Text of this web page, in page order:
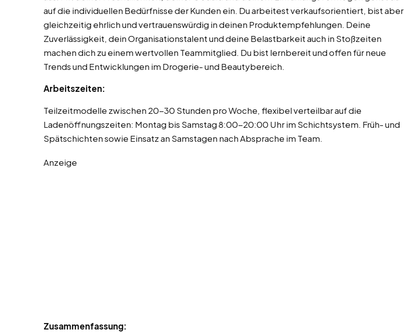
auf die individuellen Bedürfnisse der Kunden ein. Du arbeitest verkaufsorientiert, bist aber
gleichzeitig ehrlich und vertrauenswürdig in deinen Produktempfehlungen. Deine
Zuverlässigkeit, dein Organisationstalent und deine Belastbarkeit auch in Stoßzeiten
machen dich zu einem wertvollen Teammitglied. Du bist lernbereit und offen für neue
Trends und Entwicklungen im Drogerie- und Beautybereich.
Arbeitszeiten:
Teilzeitmodelle zwischen 20-30 Stunden pro Woche, flexibel verteilbar auf die
Ladenöffnungszeiten: Montag bis Samstag 8:00-20:00 Uhr im Schichtsystem. Früh- und
Spätschichten sowie Einsatz an Samstagen nach Absprache im Team.
Anzeige
Zusammenfassung: